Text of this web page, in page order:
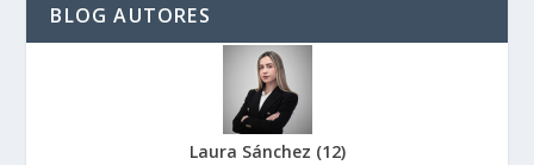
BLOG AUTORES
Laura Sánchez (12)